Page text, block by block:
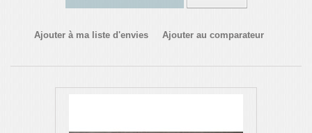
Ajouter à ma liste d'envies Ajouter au comparateur